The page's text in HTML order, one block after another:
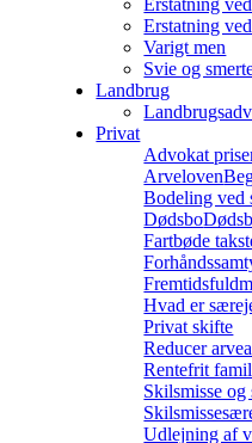
Erstatning
Erstatning
Varigt men
Svie og
Landbrug
Privat
Advokat
Arveloven
Bodeling ved
Dødsbo
Fartbøde
Hvad er
Privat skifte
Reducer
Rentefrit
Skilsmisse og
Udlejning af